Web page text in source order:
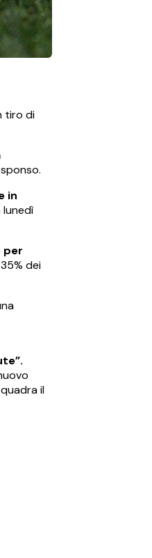
tiro di
in
lunedì
per
dei
il